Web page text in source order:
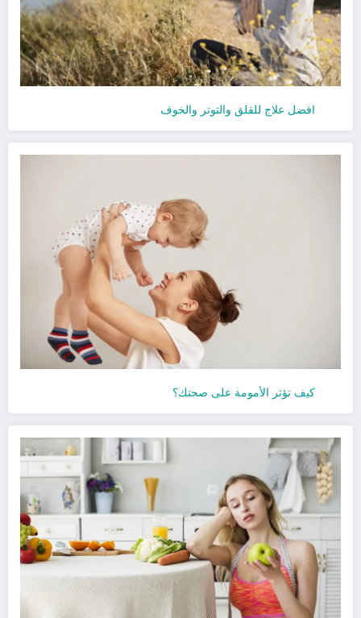
افضل علاج للقلق والتوتر والخوف
كيف تؤثر الأمومة على صحتك؟